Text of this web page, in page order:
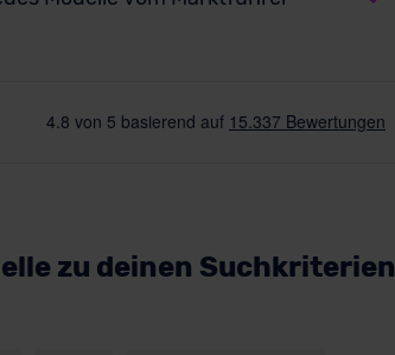
zu deinen Suchkriterien